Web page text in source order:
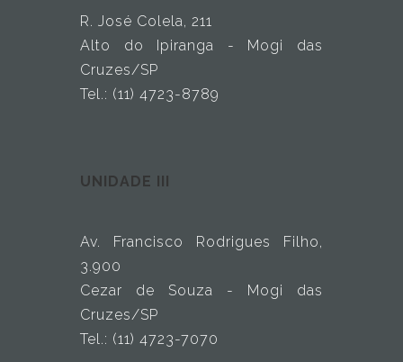
R. José Colela, 211
Alto do Ipiranga - Mogi das
Cruzes/SP
Tel.: (11) 4723-8789
UNIDADE III
Av. Francisco Rodrigues Filho,
3.900
Cezar de Souza - Mogi das
Cruzes/SP
Tel.: (11) 4723-7070